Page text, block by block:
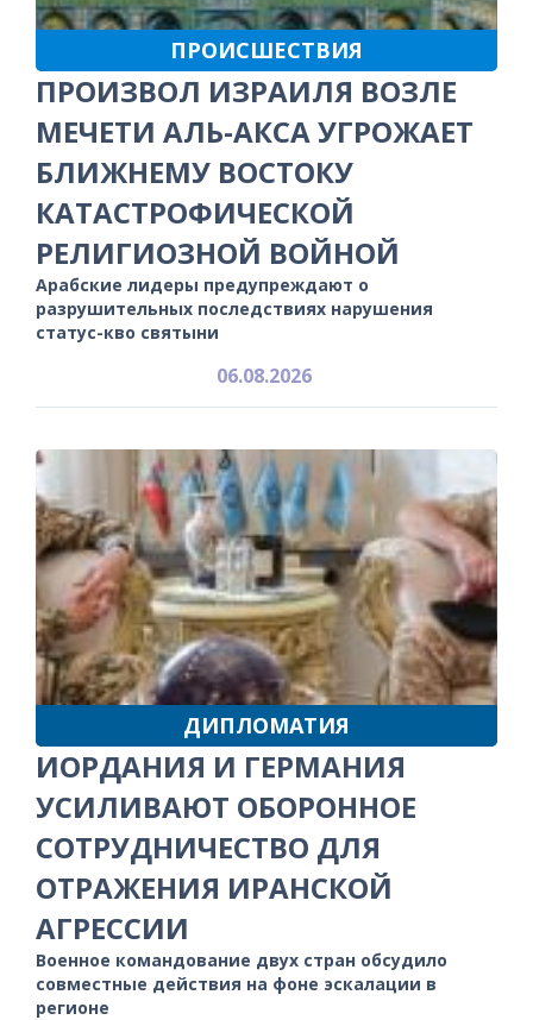
ПРОИСШЕСТВИЯ
ПРОИЗВОЛ ИЗРАИЛЯ ВОЗЛЕ
МЕЧЕТИ АЛЬ-АКСА УГРОЖАЕТ
БЛИЖНЕМУ ВОСТОКУ
КАТАСТРОФИЧЕСКОЙ
РЕЛИГИОЗНОЙ ВОЙНОЙ
Арабские лидеры предупреждают о
разрушительных последствиях нарушения
статус-кво святыни
06.08.2026
ДИПЛОМАТИЯ
ИОРДАНИЯ И ГЕРМАНИЯ
УСИЛИВАЮТ ОБОРОННОЕ
СОТРУДНИЧЕСТВО ДЛЯ
ОТРАЖЕНИЯ ИРАНСКОЙ
АГРЕССИИ
Военное командование двух стран обсудило
совместные действия на фоне эскалации в
регионе